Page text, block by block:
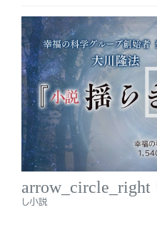
arrow_circle_right
し小説